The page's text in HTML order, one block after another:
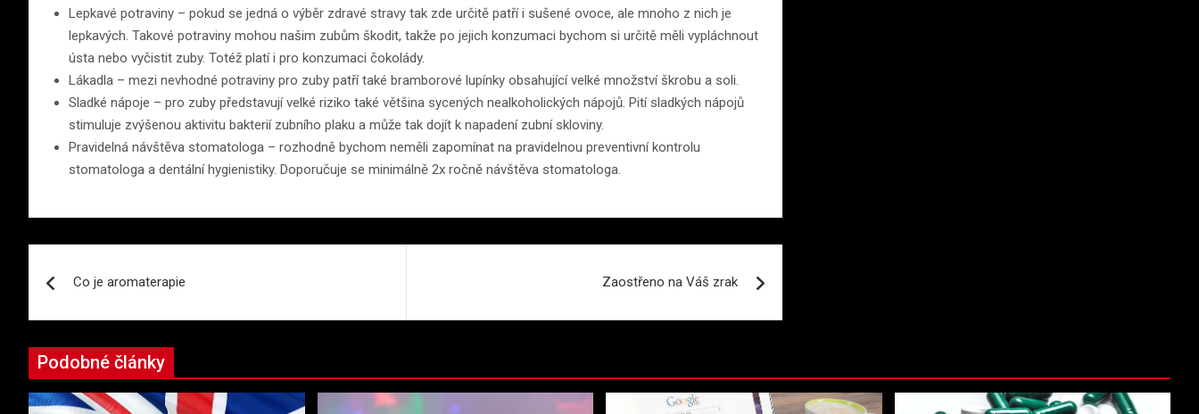
Lepkavé potraviny – pokud se jedná o výběr zdravé stravy tak zde určitě patří i sušené ovoce, ale mnoho z nich je
lepkavých. Takové potraviny mohou našim zubům škodit, takže po jejich konzumaci bychom si určitě měli vypláchnout
ústa nebo vyčistit zuby. Totéž platí i pro konzumaci čokolády.
Lákadla – mezi nevhodné potraviny pro zuby patří také bramborové lupínky obsahující velké množství škrobu a soli.
Sladké nápoje – pro zuby představují velké riziko také většina sycených nealkoholických nápojů. Pití sladkých nápojů
stimuluje zvýšenou aktivitu bakterií zubního plaku a může tak dojít k napadení zubní skloviny.
Pravidelná návštěva stomatologa – rozhodně bychom neměli zapomínat na pravidelnou preventivní kontrolu
stomatologa a dentální hygienistiky. Doporučuje se minimálně 2x ročně návštěva stomatologa.
pro
Co je aromaterapie Zaostřeno na Váš zrak
Podobné články